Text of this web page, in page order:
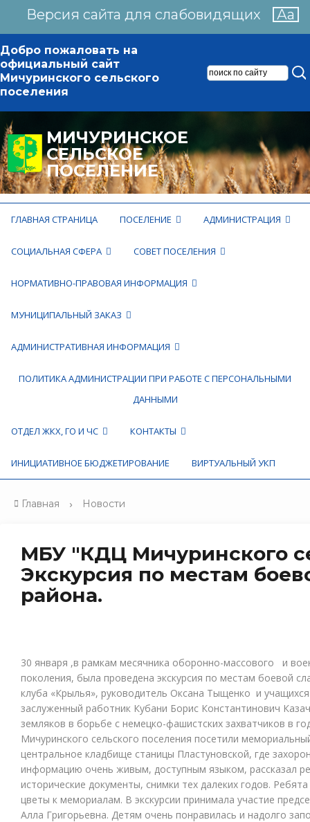
Версия сайта для слабовидящих Аа
Добро пожаловать на
официальный сайт
Мичуринского сельского
поселения
МИЧУРИНСКОЕ
СЕЛЬСКОЕ
ПОСЕЛЕНИЕ
ГЛАВНАЯ СТРАНИЦА ПОСЕЛЕНИЕ АДМИНИСТРАЦИЯ
СОЦИАЛЬНАЯ СФЕРА СОВЕТ ПОСЕЛЕНИЯ
НОРМАТИВНО-ПРАВОВАЯ ИНФОРМАЦИЯ
МУНИЦИПАЛЬНЫЙ ЗАКАЗ
АДМИНИСТРАТИВНАЯ ИНФОРМАЦИЯ
ПОЛИТИКА АДМИНИСТРАЦИИ ПРИ РАБОТЕ С ПЕРСОНАЛЬНЫМИ
ДАННЫМИ
ОТДЕЛ ЖКХ, ГО И ЧС КОНТАКТЫ
ИНИЦИАТИВНОЕ БЮДЖЕТИРОВАНИЕ ВИРТУАЛЬНЫЙ УКП
Главная Новости
МБУ "КДЦ Мичуринского
Экскурсия по местам
района.
30 января ,в рамкам месячника оборонно-массового и
поколения, была проведена экскурсия по местам боевой
клуба «Крылья», руководитель Оксана Тыщенко и
заслуженный работник Кубани Борис Константинович
земляков в борьбе с немецко-фашистских захватчиков в
Мичуринского сельского поселения посетили
центральное кладбище станицы Пластуновской, где
информацию очень живым, доступным языком, рассказал
исторические документы, снимки тех далеких годов.
цветы к мемориалам. В экскурсии принимала участие
Алла Григорьевна. Детям очень понравилась и надолго